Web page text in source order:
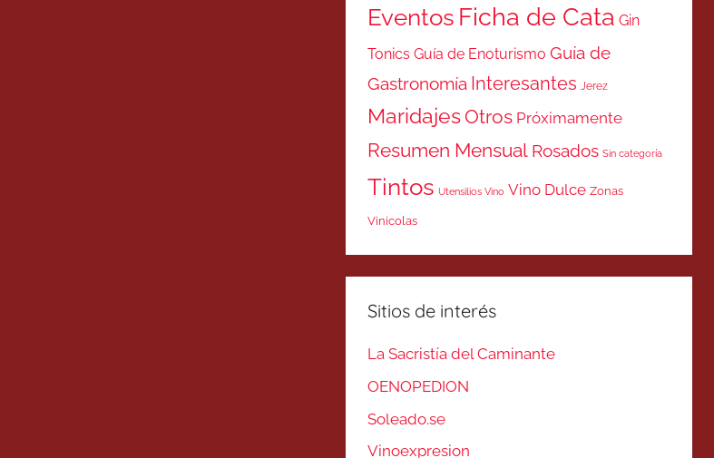
Eventos Ficha de Cata Gin
Tonics Guía de Enoturismo Guía de
Gastronomía Interesantes Jerez
MaridajesOtros Próximamente
Resumen Mensual Rosados Sin categoría
Tintos Utensilios Vino Vino Dulce Zonas
Vinicolas
Sitios de interés
La Sacristía del Caminante
OENOPEDION
Soleado.se
Vinoexpresion